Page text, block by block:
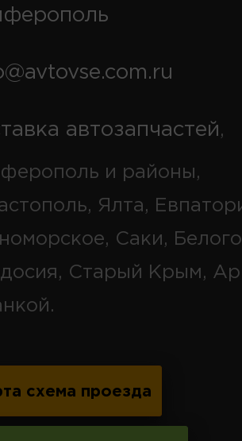
автозапчастей,
и районы,
Ялта,
Саки,
Старый Крым,
схема проезда